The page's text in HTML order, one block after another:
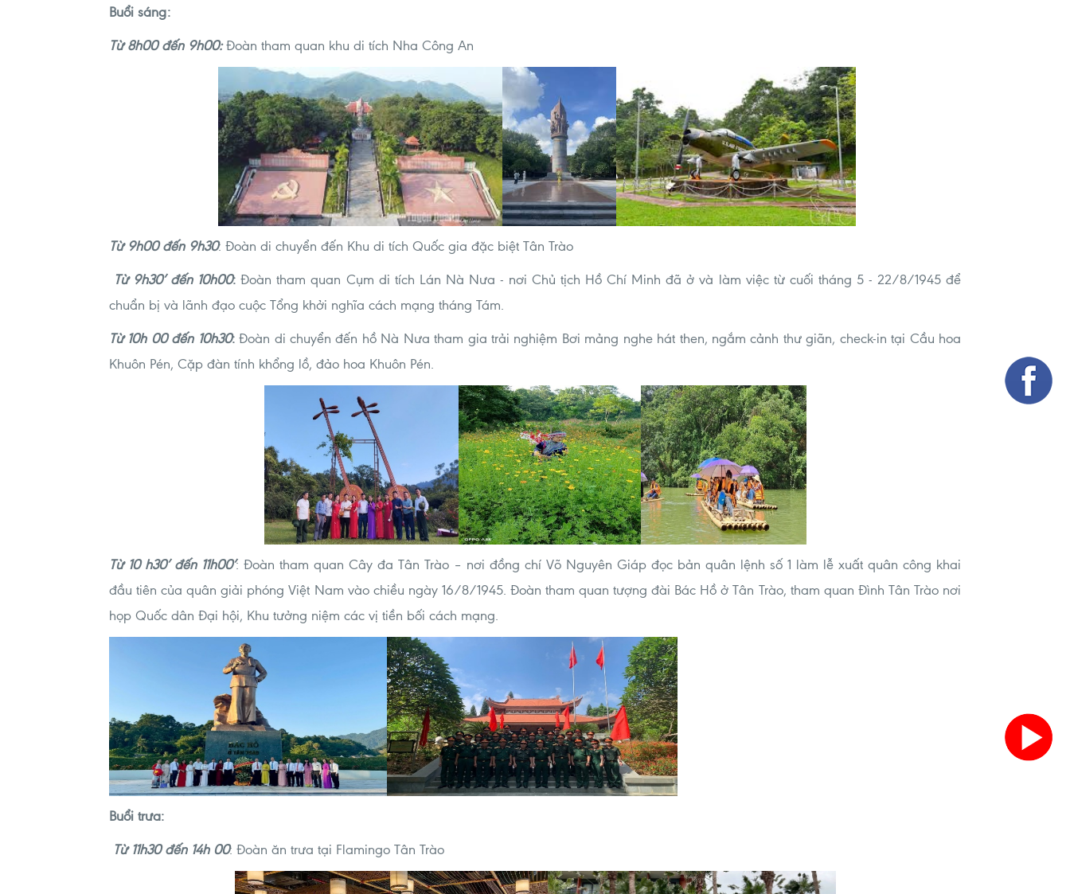
Buổi sáng:
Từ 8h00 đến 9h00:Đoàn tham quan khu di tích Nha Công An
Từ 9h00 đến 9h30: Đoàn di chuyển đến Khu di tích Quốc gia đặc biệt Tân Trào
Từ 9h30’ đến 10h00: Đoàn tham quan Cụm di tích Lán Nà Nưa - nơi Chủ tịch Hồ Chí Minh đã ở và làm việc từ cuối tháng 5 - 22/8/1945 để
chuẩn bị và lãnh đạo cuộc Tổng khởi nghĩa cách mạng tháng Tám.
Từ 10h 00 đến 10h30:Đoàn di chuyển đến hồ Nà Nưa tham gia trải nghiệm Bơi mảng nghe hát then, ngắm cảnh thư giãn, check-in tại Cầu hoa
Khuôn Pén, Cặp đàn tính khổng lồ, đảo hoa Khuôn Pén.
Từ 10 h30’ đến 11h00’: Đoàn tham quan Cây đa Tân Trào – nơi đồng chí Võ Nguyên Giáp đọc bản quân lệnh số 1 làm lễ xuất quân công khai
đầu tiên của quân giải phóng Việt Nam vào chiều ngày 16/8/1945. Đoàn tham quan tượng đài Bác Hồ ở Tân Trào, tham quan Đình Tân Trào nơi
họp Quốc dân Đại hội, Khu tưởng niệm các vị tiền bối cách mạng.
Buổi trưa:
Từ 11h30 đến 14h 00: Đoàn ăn trưa tại Flamingo Tân Trào